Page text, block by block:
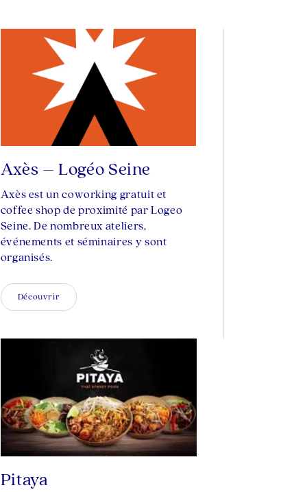
Axès – Logéo Seine
Axès est un coworking gratuit et
coffee shop de proximité par Logeo
Seine. De nombreux ateliers,
événements et séminaires y sont
organisés​.
Découvrir
Pitaya